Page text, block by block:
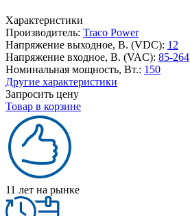
Характеристики
Производитель: Traco Power
Напряжение выходное, В. (VDC): 12
Напряжение входное, В. (VAC): 85-264
Номинальная мощность, Вт.: 150
Другие характеристики
Запросить цену
Товар в корзине
11 лет на рынке